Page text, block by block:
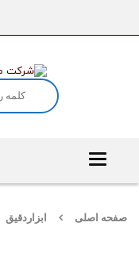
Toggle
صفحه اصلی ابزاردقیق